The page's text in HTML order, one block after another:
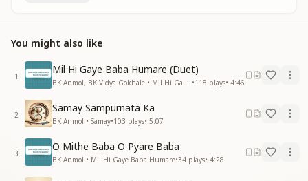
सपना नहीं अपना है वो
कण कण में नहीं परमधाम में है वो
सपना नहीं अपना है वो
कण कण में नहीं परमधाम में है वो
आज भी अपनी मुरली हमे वो आकर के सुनाता है
पहली ही मुलाकात में हमारे मुख से
कुर्बान कुर्बान शब्द निकले
सारे जहा में बापदादा से सुंदर कोई चीज नहीं है
सारे जहा में
______
You might also like
1
Mil Hi Gaye Baba Humare (Duet)
•118 plays• 4:46
2
Samay Sampurnata Ka
BK Anmol • Samay•103 plays• 5:07
3
O Mithe Baba O Pyare Baba
BK Anmol • Mil Hi Gaye Baba Humare•34 plays• 4:28